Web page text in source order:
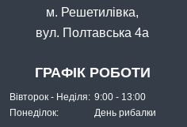
м. Решетилівка,
вул. Полтавська 4а
ГРАФІК РОБОТИ
Вівторок - Неділя: 9:00 - 13:00
Понеділок:
День рибалки